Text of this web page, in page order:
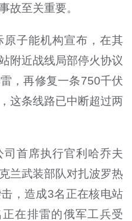
故至关重要。
子能机构宣布，在其
附近战线局部停火协议
，再修复一条750千伏
这条线路已中断超过两
首席执行官利哈乔夫
兰武装部队对扎波罗热
，造成3名正在核电站
在排雷的俄军工兵受